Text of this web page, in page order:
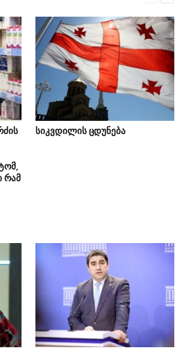
რამ
სიკვდილის ცდუნება